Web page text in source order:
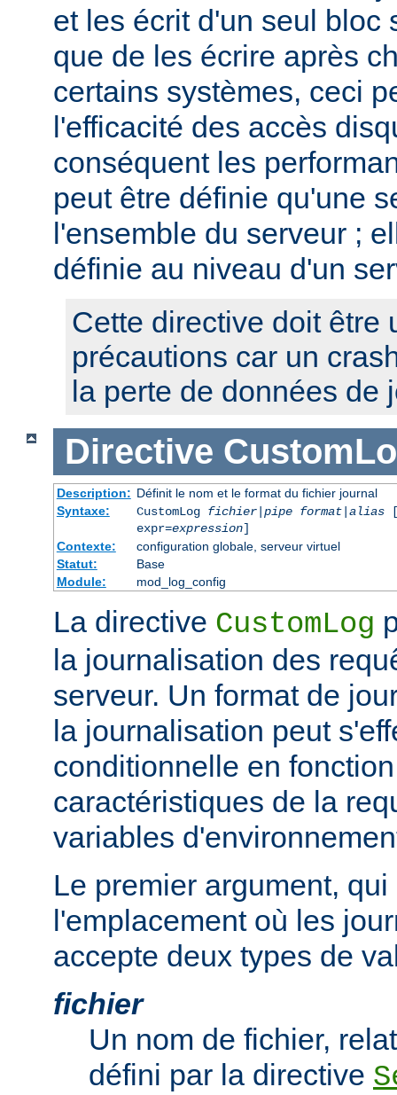
et les écrit d'un seul bloc
que de les écrire après
certains systèmes, ceci
l'efficacité des accès
conséquent les
peut être définie qu'une
l'ensemble du serveur ;
définie au niveau d'un
Cette directive doit être
précautions car un
la perte de données de
Directive
Description: Définit le nom et le format du fichier journal
Syntaxe:
CustomLog fichier|pipe format|alias
expr=expression]
Contexte:
configuration globale, serveur virtuel
Statut:
Base
Module:
mod_log_config
La directive CustomLog
la journalisation des
serveur. Un format de
la journalisation peut
conditionnelle en
caractéristiques de la
variables
Le premier argument,
l'emplacement où les
accepte deux types de
fichier
Un nom de fichier,
défini par la directive